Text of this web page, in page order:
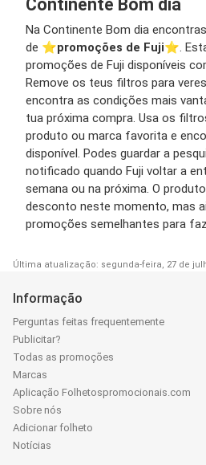
Continente Bom dia
Na Continente Bom dia
de ⭐️promoções de Fuji⭐️.
promoções de Fuji disponíveis
Remove os teus filtros para
encontra as condições mais
tua próxima compra. Usa os
produto ou marca favorita e
disponível. Podes guardar a
notificado quando Fuji voltar a
semana ou na próxima. O
desconto neste momento, mas
promoções semelhantes para
Última atualização: segunda-feira, 27 de
Informação
Perguntas feitas frequentemente
Publicitar?
Todas as promoções
Marcas
Aplicação Folhetospromocionais.com
Sobre nós
Adicionar folheto
Notícias